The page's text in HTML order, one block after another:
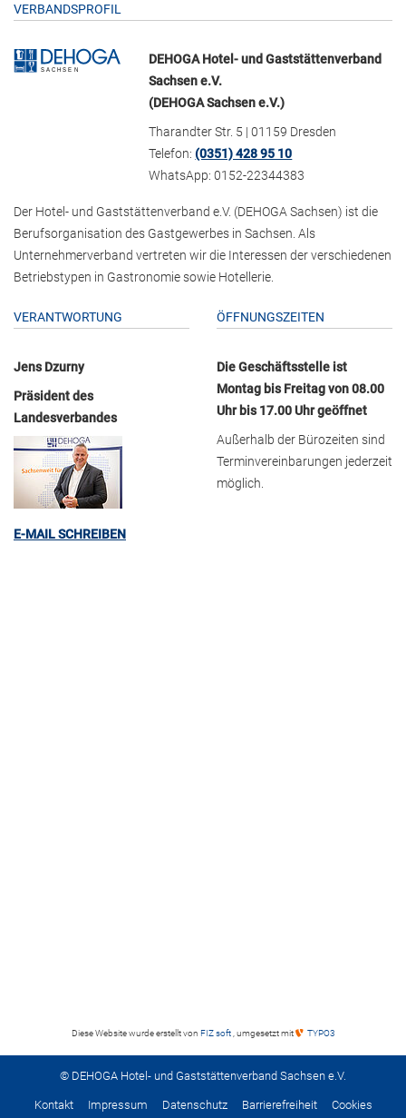
VERBANDSPROFIL
DEHOGA Hotel- und Gaststättenverband
Sachsen e.V.
(DEHOGA Sachsen e.V.)
Tharandter Str. 5 | 01159 Dresden
Telefon:(0351) 428 95 10
WhatsApp: 0152-22344383
Der Hotel- und Gaststättenverband e.V. (DEHOGA Sachsen) ist die
Berufsorganisation des Gastgewerbes in Sachsen. Als
Unternehmerverband vertreten wir die Interessen der verschiedenen
Betriebstypen in Gastronomie sowie Hotellerie.
VERANTWORTUNG
Jens Dzurny
Präsident des
Landesverbandes
E-MAIL SCHREIBEN
ÖFFNUNGSZEITEN
Die Geschäftsstelle ist
Montag bis Freitag von 08.00
Uhr bis 17.00 Uhr geöffnet
Außerhalb der Bürozeiten sind
Terminvereinbarungen jederzeit
möglich.
Diese Website wurde erstellt von FIZ soft , umgesetzt mit TYPO3
© DEHOGA Hotel- und Gaststättenverband Sachsen e.V.
Kontakt Impressum Datenschutz Barrierefreiheit Cookies